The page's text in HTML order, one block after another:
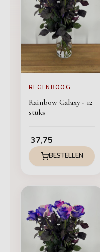
REGENBOOG
Rainbow Galaxy - 12
stuks
37,75
BESTELLEN